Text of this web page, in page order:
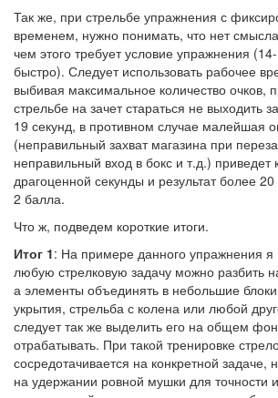
Так же, при стрельбе упражнения с
временем, нужно понимать, что нет
чем этого требует условие упражнения
быстро). Следует использовать рабочее
выбивая максимальное количество очков,
стрельбе на зачет стараться не выходить
19 секунд, в противном случае малейшая
(неправильный захват магазина при
неправильный вход в бокс и т.д.) приведет
драгоценной секунды и результат более
2 балла.
Что ж, подведем короткие итоги.
Итог 1: На примере данного упражнения я
любую стрелковую задачу можно разбить
а элементы объединять в небольшие
укрытия, стрельба с колена или любой
следует так же выделить его на общем
отрабатывать. При такой тренировке
сосредотачивается на конкретной задаче,
на удержании ровной мушки для точности